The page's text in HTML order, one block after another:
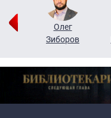
Олег
Зиборов